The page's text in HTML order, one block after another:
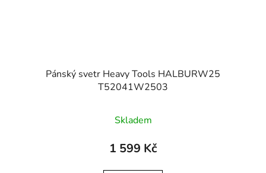
Pánský svetr Heavy Tools HALBURW25
T52041W2503
Skladem
1 599 Kč